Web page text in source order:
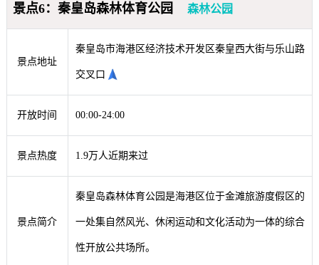
景点6：秦皇岛森林体育公园 森林公园
景点地址
秦皇岛市海港区经济技术开发区秦皇西大街与乐山路
交叉口
开放时间 00:00-24:00
景点热度 1.9万人近期来过
景点简介
秦皇岛森林体育公园是海港区位于金滩旅游度假区的
一处集自然风光、休闲运动和文化活动为一体的综合
性开放公共场所。